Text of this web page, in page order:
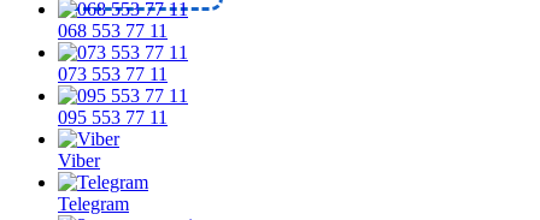
068 553 77 11
073 553 77 11
095 553 77 11
Viber
Telegram